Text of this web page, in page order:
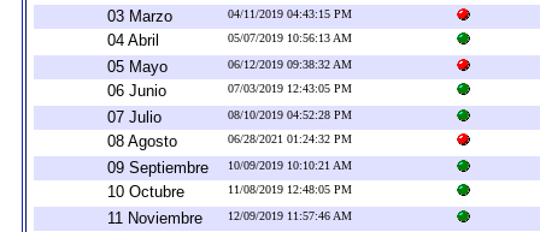
03 Marzo 04/11/2019 04:43:15 PM
04 Abril 05/07/2019 10:56:13 AM
05 Mayo 06/12/2019 09:38:32 AM
06 Junio 07/03/2019 12:43:05 PM
07 Julio 08/10/2019 04:52:28 PM
08 Agosto 06/28/2021 01:24:32 PM
09 Septiembre 10/09/2019 10:10:21 AM
10 Octubre 11/08/2019 12:48:05 PM
11 Noviembre 12/09/2019 11:57:46 AM